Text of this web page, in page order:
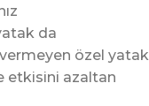
da
özel yatak
etkisini azaltan